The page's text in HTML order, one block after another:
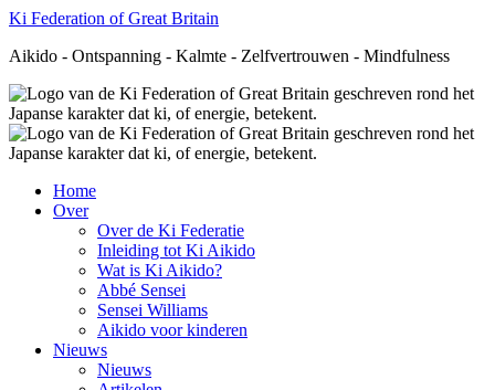
Ki Federation of Great Britain
Aikido - Ontspanning - Kalmte - Zelfvertrouwen - Mindfulness
Home
Over
Over de Ki Federatie
Inleiding tot Ki Aikido
Wat is Ki Aikido?
Abbé Sensei
Sensei Williams
Aikido voor kinderen
Nieuws
Nieuws